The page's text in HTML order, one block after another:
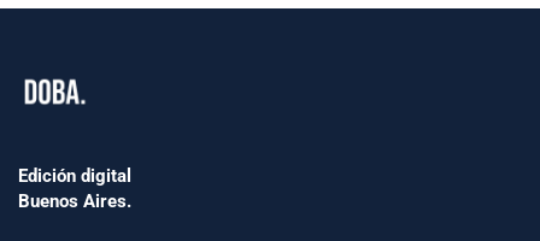
Edición digital
Buenos Aires.